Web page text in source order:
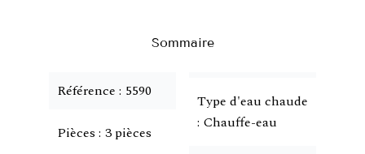
Sommaire
Référence 5590
Pièces 3 pièces
Type d'eau chaude
Chauffe-eau